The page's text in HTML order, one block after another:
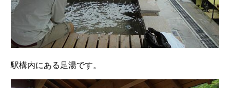
駅構内にある足湯です。